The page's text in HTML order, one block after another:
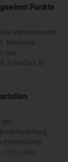
Punkte
die Vertreterin der
Marianne
des
Frankfurt, in
Entwicklung